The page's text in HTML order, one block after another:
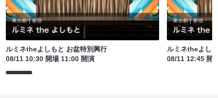
ルミネtheよしもと お盆特別興行
08/11 10:30 開場 11:00 開演
ルミネtheよし
08/11 12:45 開